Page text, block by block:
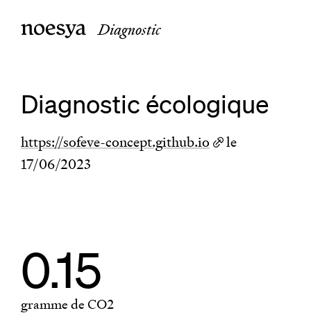
Diagnostic
Diagnostic écologique
https://sofeve-concept.github.io
le
17/06/2023
0.15
gramme de CO2